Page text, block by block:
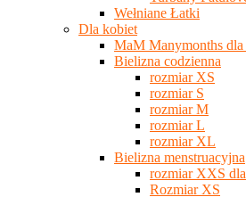
Wełniane Łatki
Dla kobiet
MaM Manymonths dla
Bielizna codzienna
rozmiar XS
rozmiar S
rozmiar M
rozmiar L
rozmiar XL
Bielizna menstruacyjna
rozmiar XXS
Rozmiar XS